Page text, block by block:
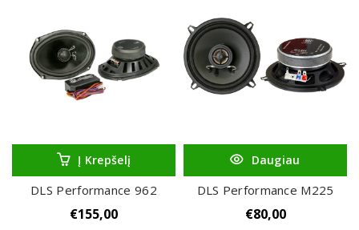
Į Krepšelį
DLS Performance 962
€155,00
Daugiau
DLS Performance M225
€80,00